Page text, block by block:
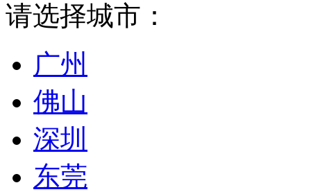
请选择城市：
广州
佛山
深圳
东莞